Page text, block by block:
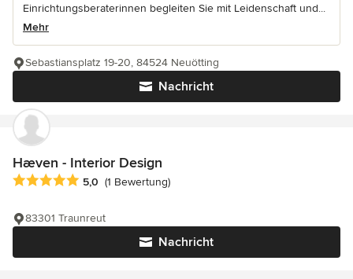
Einrichtungsberaterinnen begleiten Sie mit Leidenschaft und...
Mehr
Nachricht
Sebastiansplatz 19-20, 84524 Neuötting
Hæven - Interior Design
Durchschnittliche Bewertung: 5 von 5 Sternen
5,0 (1 Bewertung)
Nachricht
83301 Traunreut